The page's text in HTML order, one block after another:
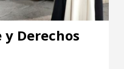
y Derechos